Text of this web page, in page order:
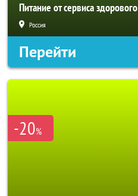
Питание от сервиса
Россия
Перейти
-20%